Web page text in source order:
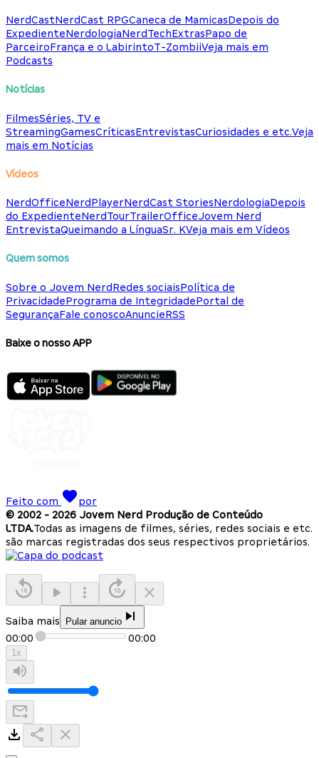
NerdCastNerdCast RPGCaneca de MamicasDepois do
ExpedienteNerdologiaNerdTechExtrasPapo de
ParceiroFrança e o LabirintoT-ZombiiVeja mais em
Podcasts
Notícias
FilmesSéries, TV e
StreamingGamesCríticasEntrevistasCuriosidades e etc.Veja
mais em Notícias
Vídeos
NerdOfficeNerdPlayerNerdCast StoriesNerdologiaDepois
do ExpedienteNerdTourTrailerOfficeJovem Nerd
EntrevistaQueimando a LínguaSr. KVeja mais em Vídeos
Quem somos
Sobre o Jovem NerdRedes sociaisPolítica de
PrivacidadePrograma de IntegridadePortal de
SegurançaFale conoscoAnuncieRSS
Baixe o nosso APP
Feito com
por
© 2002 - 2026 Jovem Nerd Produção de Conteúdo
LTDA.Todas as imagens de filmes, séries, redes sociais e etc.
são marcas registradas dos seus respectivos proprietários.
Saiba mais Pular anuncio
00:00 00:00
1x